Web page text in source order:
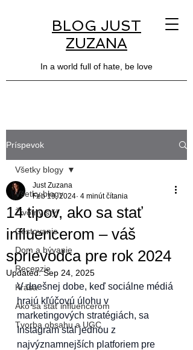
BLOG JUST
ZUZANA
In a world full of hate, be love
Príspevok
Všetky blogy
Životný štýl
Cestovanie
Dom a bývanie
Recenzie
Krása
Ako sa stať influencerom
Tvorba obsahu a UGC
Všetky blogy
14 tipov, ako sa stať
influencerom – váš
sprievodca pre rok 2024
Just Zuzana
Feb 19, 2024 4 minút čítania
Updated:Sep 24, 2025
V dnešnej dobe, keď sociálne médiá
hrajú kľúčovú úlohu v
marketingových stratégiách, sa
Instagram stal jednou z
najvýznamnejších platforiem pre